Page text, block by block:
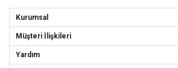
Kurumsal
Müşteri İlişkileri
Yardım